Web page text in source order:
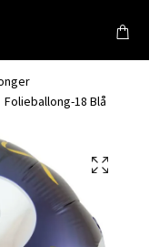
Folieballong-18 Blå